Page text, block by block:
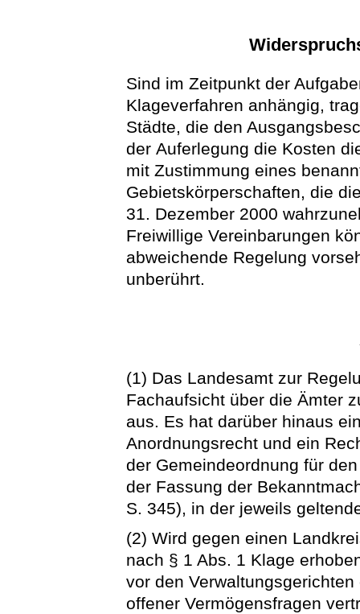
Sind im Zeitpunkt der
Klageverfahren anhängig,
Städte, die den
der Auferlegung die Kosten
mit Zustimmung eines
Gebietskörperschaften, die
31. Dezember 2000
Freiwillige Vereinbarungen
abweichende Regelung
unberührt.
(1) Das Landesamt zur
Fachaufsicht über die Ämter
aus. Es hat darüber hinaus
Anordnungsrecht und ein
der Gemeindeordnung für
der Fassung der
S. 345), in der jeweils
(2) Wird gegen einen
nach § 1 Abs. 1 Klage
vor den
offener Vermögensfragen